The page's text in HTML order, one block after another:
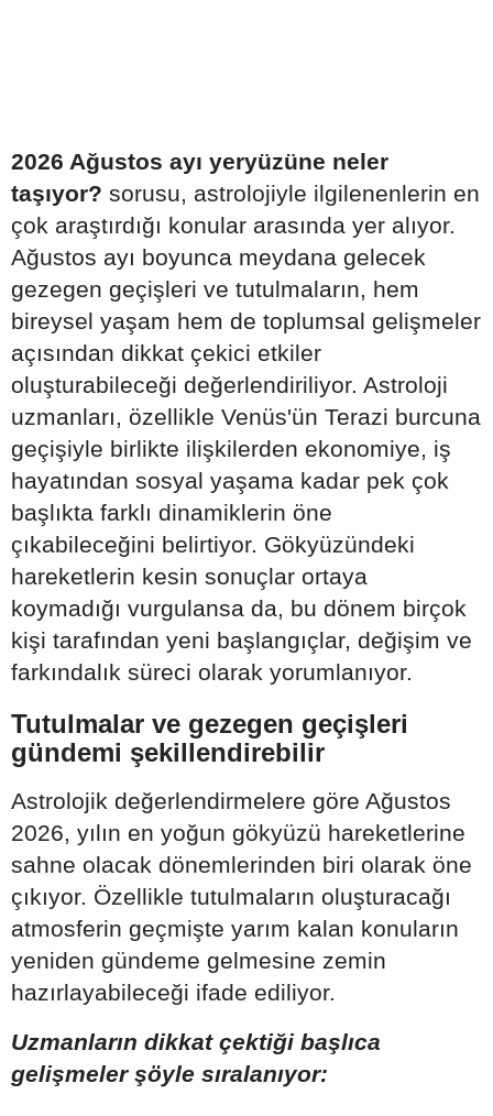
2026 Ağustos ayı yeryüzüne neler
taşıyor? sorusu, astrolojiyle ilgilenenlerin en
çok araştırdığı konular arasında yer alıyor.
Ağustos ayı boyunca meydana gelecek
gezegen geçişleri ve tutulmaların, hem
bireysel yaşam hem de toplumsal gelişmeler
açısından dikkat çekici etkiler
oluşturabileceği değerlendiriliyor. Astroloji
uzmanları, özellikle Venüs'ün Terazi burcuna
geçişiyle birlikte ilişkilerden ekonomiye, iş
hayatından sosyal yaşama kadar pek çok
başlıkta farklı dinamiklerin öne
çıkabileceğini belirtiyor. Gökyüzündeki
hareketlerin kesin sonuçlar ortaya
koymadığı vurgulansa da, bu dönem birçok
kişi tarafından yeni başlangıçlar, değişim ve
farkındalık süreci olarak yorumlanıyor.
Tutulmalar ve gezegen geçişleri
gündemi şekillendirebilir
Astrolojik değerlendirmelere göre Ağustos
2026, yılın en yoğun gökyüzü hareketlerine
sahne olacak dönemlerinden biri olarak öne
çıkıyor. Özellikle tutulmaların oluşturacağı
atmosferin geçmişte yarım kalan konuların
yeniden gündeme gelmesine zemin
hazırlayabileceği ifade ediliyor.
Uzmanların dikkat çektiği başlıca
gelişmeler şöyle sıralanıyor: